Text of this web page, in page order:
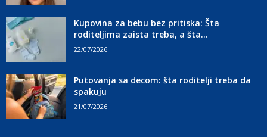
Kupovina za bebu bez pritiska: Šta
roditeljima zaista treba, a šta...
22/07/2026
Putovanja sa decom: šta roditelji treba da
spakuju
21/07/2026